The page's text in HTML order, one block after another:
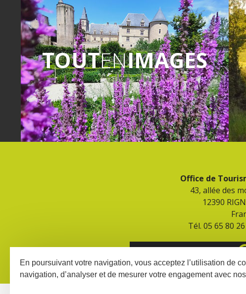
TOUTENIMAGES
Office de
43, allée des
12390
Tél. 05 65 80
En poursuivant votre navigation, vous acceptez l’utilisation de
navigation, d’analyser et de mesurer votre engagement avec